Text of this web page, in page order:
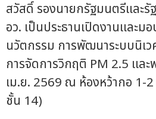
สวัสดิ์ รองนายกรัฐมนตรีและรั
อว. เป็นประธานเปิดงานและม
นวัตกรรม การพัฒนาระบบนิเ
การจัดการวิกฤติ PM 2.5 แล
เม.ย. 2569 ณ ห้องหว้ากอ 1-
ชั้น 14)